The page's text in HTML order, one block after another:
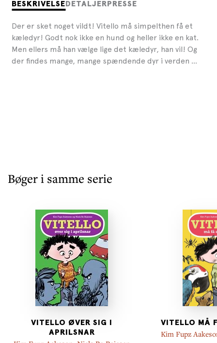
BESKRIVELSE DETALJER PRESSE
Der er sket noget vildt! Vitello må simpelthen få et
kæledyr! Godt nok ikke en hund og heller ikke en kat.
Men ellers må han vælge lige det kæledyr, han vil! Og
der findes mange, mange spændende dyr i verden …
Bøger i samme serie
VITELLO ØVER SIG I
APRILSNAR
VITELLO MÅ
Kim Fupz